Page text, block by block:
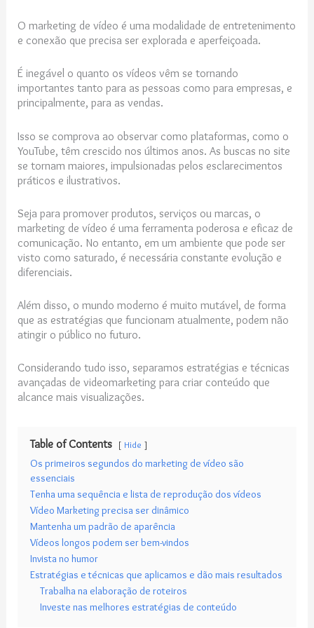
O marketing de vídeo é uma modalidade de entretenimento
e conexão que precisa ser explorada e aperfeiçoada.
É inegável o quanto os vídeos vêm se tornando
importantes tanto para as pessoas como para empresas, e
principalmente, para as vendas.
Isso se comprova ao observar como plataformas, como o
YouTube, têm crescido nos últimos anos. As buscas no site
se tornam maiores, impulsionadas pelos esclarecimentos
práticos e ilustrativos.
Seja para promover produtos, serviços ou marcas, o
marketing de vídeo é uma ferramenta poderosa e eficaz de
comunicação. No entanto, em um ambiente que pode ser
visto como saturado, é necessária constante evolução e
diferenciais.
Além disso, o mundo moderno é muito mutável, de forma
que as estratégias que funcionam atualmente, podem não
atingir o público no futuro.
Considerando tudo isso, separamos estratégias e técnicas
avançadas de videomarketing para criar conteúdo que
alcance mais visualizações.
Table of Contents Hide
Os primeiros segundos do marketing de vídeo são
essenciais
Tenha uma sequência e lista de reprodução dos vídeos
Vídeo Marketing precisa ser dinâmico
Mantenha um padrão de aparência
Vídeos longos podem ser bem-vindos
Invista no humor
Estratégias e técnicas que aplicamos e dão mais resultados
Trabalha na elaboração de roteiros
Investe nas melhores estratégias de conteúdo